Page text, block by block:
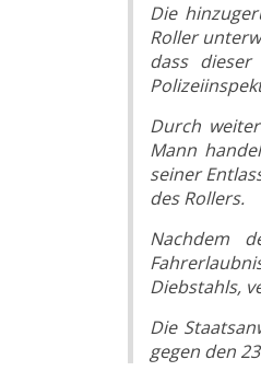
Die
Roller
dass
Durch
Mann
seiner
des Rollers.
Nachdem
Diebstahls,
Die
gegen den